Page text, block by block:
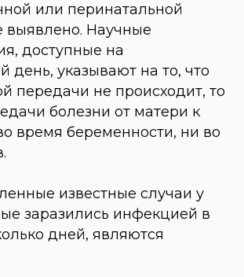
или перинатальной
выявлено. Научные
доступные на
день, указывают на то, что
передачи не происходит, то
болезни от матери к
время беременности, ни во
известные случаи у
заразились инфекцией в
дней, являются